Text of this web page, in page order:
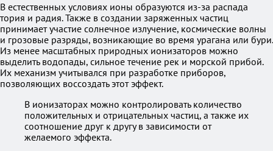
В естественных условиях ионы образуются из-за распада
тория и радия. Также в создании заряженных частиц
принимает участие солнечное излучение, космические волны
и грозовые разряды, возникающие во время урагана или бури.
Из менее масштабных природных ионизаторов можно
выделить водопады, сильное течение рек и морской прибой.
Их механизм учитывался при разработке приборов,
позволяющих воссоздать этот эффект.
В ионизаторах можно контролировать количество
положительных и отрицательных частиц, а также их
соотношение друг к другу в зависимости от
желаемого эффекта.